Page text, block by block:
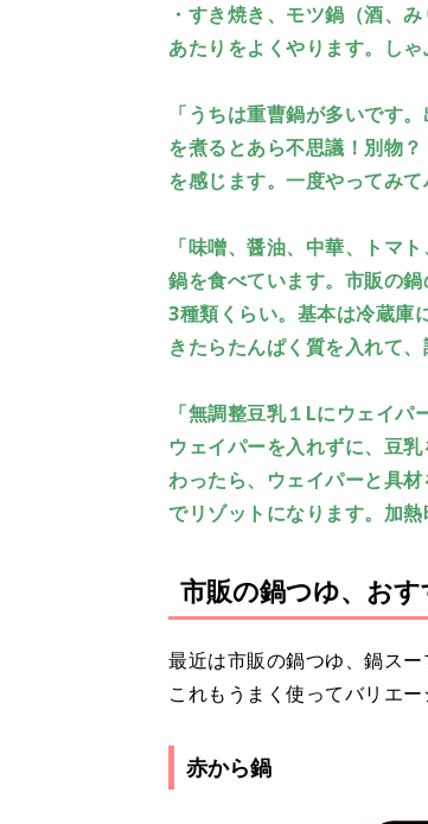
・すき焼き、モツ鍋（酒、
あたりをよくやります。し
「うちは重曹鍋が多いです
を煮るとあら不思議！別物
を感じます。一度やってみて
「味噌、醤油、中華、トマ
鍋を食べています。市販の
3種類くらい。基本は冷蔵庫
きたらたんぱく質を入れて
「無調整豆乳１Lにウェイパ
ウェイパーを入れずに、豆
わったら、ウェイパーと具
でリゾットになります。加
市販の鍋つゆ、おす
最近は市販の鍋つゆ、鍋スー
これもうまく使ってバリエー
赤から鍋